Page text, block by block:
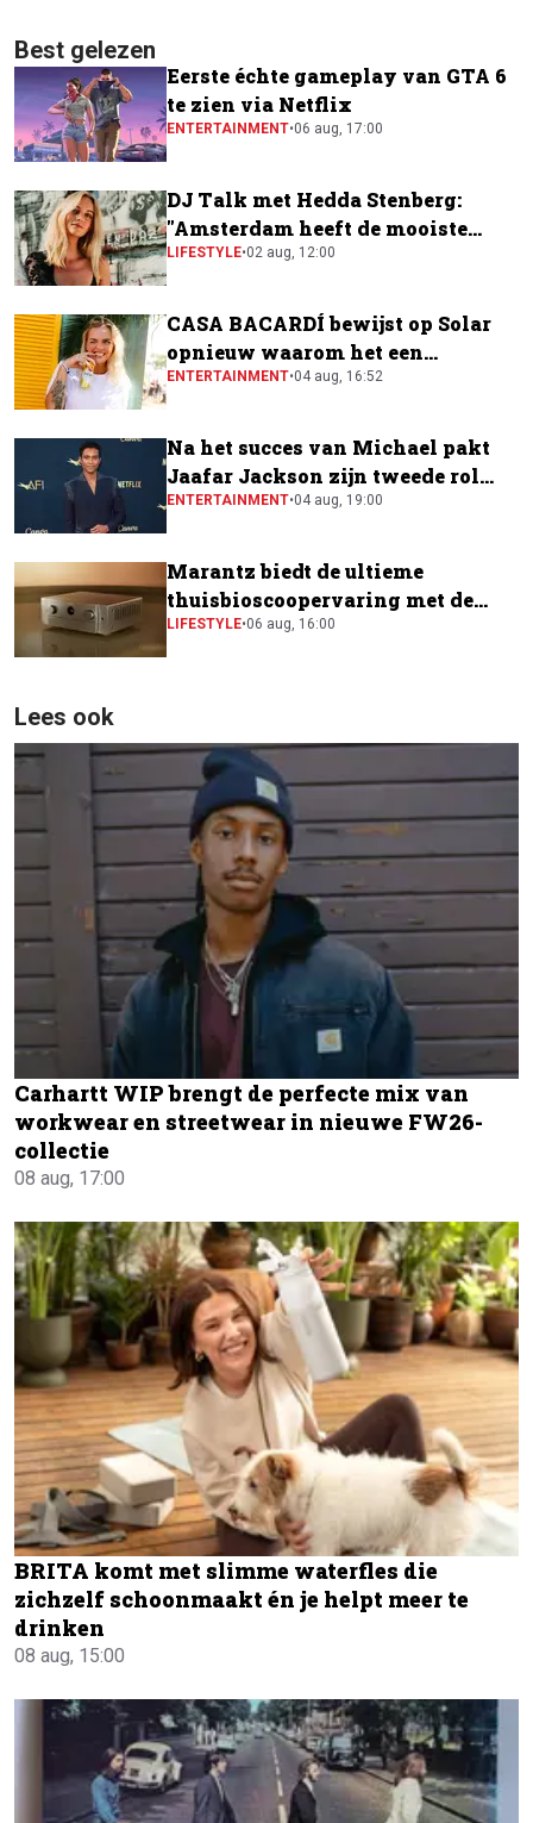
Best gelezen
Eerste échte gameplay van GTA 6
te zien via Netflix
ENTERTAINMENT•06 aug, 17:00
DJ Talk met Hedda Stenberg:
"Amsterdam heeft de mooiste
festivalscene van Europa"
LIFESTYLE•02 aug, 12:00
CASA BACARDÍ bewijst op Solar
opnieuw waarom het een
festivalfavoriet is
ENTERTAINMENT•04 aug, 16:52
Na het succes van Michael pakt
Jaafar Jackson zijn tweede rol
naast Will Smith
ENTERTAINMENT•04 aug, 19:00
Marantz biedt de ultieme
thuisbioscoopervaring met de
CINEMA Series 2
LIFESTYLE•06 aug, 16:00
Lees ook
Carhartt WIP brengt de perfecte mix van
workwear en streetwear in nieuwe FW26-
collectie
08 aug, 17:00
BRITA komt met slimme waterfles die
zichzelf schoonmaakt én je helpt meer te
drinken
08 aug, 15:00